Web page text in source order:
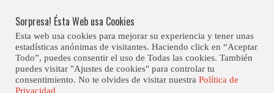
content
Estás aquí
Sorpresa! Ésta Web usa Cookies
Esta web usa cookies para mejorar su experiencia y tener unas
estadísticas anónimas de visitantes. Haciendo click en “Aceptar
Todo”, puedes consentir el uso de Todas las cookies. También
puedes visitar "Ajustes de cookies" para controlar tu
consentimiento. No te olvides de visitar nuestra Política de
Privacidad